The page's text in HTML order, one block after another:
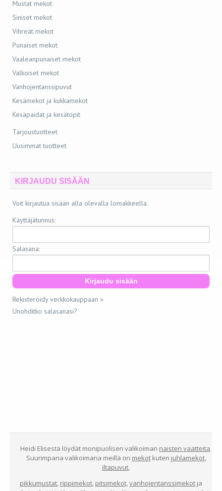
Mustat mekot
Siniset mekot
Vihreät mekot
Punaiset mekot
Vaaleanpunaiset mekot
Valkoiset mekot
Vanhojentanssipuvut
Kesämekot ja kukkamekot
Kesäpaidat ja kesätopit
Tarjoustuotteet
Uusimmat tuotteet
KIRJAUDU SISÄÄN
Voit kirjautua sisään alla olevalla lomakkeella.
Käyttäjätunnus:
Salasana:
Rekisteröidy verkkokauppaan »
Unohditko salasanasi?
Heidi Elisestä löydät monipuolisen valikoiman naisten vaatteita.
Suurimpana valikoimana meillä on mekotkuten juhlamekot,
iltapuvut
pikkumustat rippimekot pitsimekot, vanhojentanssimekot ja